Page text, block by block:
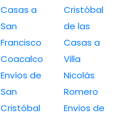
Casas a
San
Francisco
Coacalco
Envíos de
San
Cristóbal
Cristóbal
de las
Casas a
Villa
Nicolás
Romero
Envíos de